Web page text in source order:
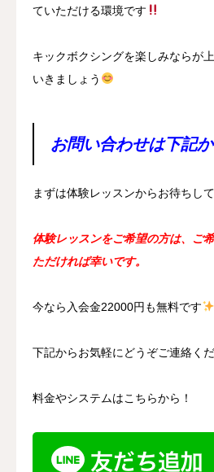
ていただける環境です
キックボクシングを楽しみならが
いきましょう
お問い合わせは下記
まずは体験レッスンからお待ちし
体験レッスンをご希望の方は、ご
ただければ幸いです。
今なら入会金22000円も無料です
下記からお気軽にどうぞご連絡く
料金やシステムはこちらから！